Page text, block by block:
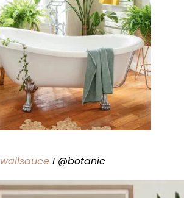
wallsauceI @botanic